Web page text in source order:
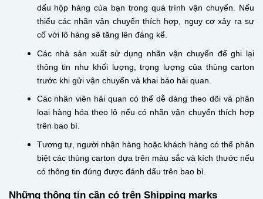
dấu hộp hàng của bạn trong quá trình vận chuyển. Nếu
thiếu các nhãn vận chuyển thích hợp, nguy cơ xảy ra sự
cố với lô hàng sẽ tăng lên đáng kể.
Các nhà sản xuất sử dụng nhãn vận chuyển để ghi lại
thông tin như khối lượng, trọng lượng của thùng carton
trước khi gửi vận chuyển và khai báo hải quan.
Các nhân viên hải quan có thể dễ dàng theo dõi và phân
loại hàng hóa theo lô nếu có nhãn vận chuyển thích hợp
trên bao bì.
Tương tự, người nhận hàng hoặc khách hàng có thể phân
biệt các thùng carton dựa trên màu sắc và kích thước nếu
có thông tin đúng được đánh dấu trên bao bì.
Những thông tin cần có trên Shipping marks